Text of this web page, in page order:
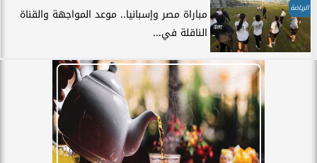
الرياضة
مباراة مصر وإسبانيا.. موعد المواجهة والقناة
الناقلة في...